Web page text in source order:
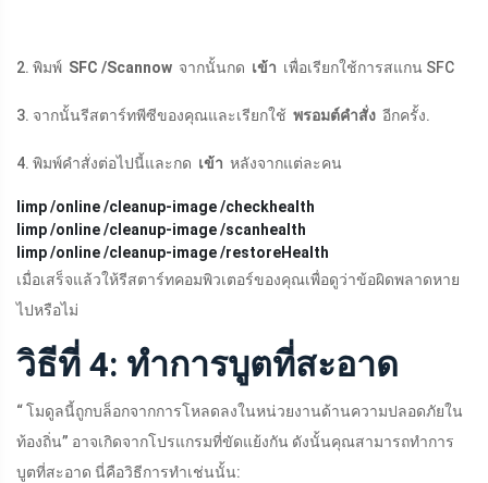
2. พิมพ์ SFC /Scannow จากนั้นกด เข้า เพื่อเรียกใช้การสแกน SFC
3. จากนั้นรีสตาร์ทพีซีของคุณและเรียกใช้ พรอมต์คำสั่ง อีกครั้ง.
4. พิมพ์คำสั่งต่อไปนี้และกด เข้า หลังจากแต่ละคน
limp /online /cleanup-image /checkhealth
limp /online /cleanup-image /scanhealth
limp /online /cleanup-image /restoreHealth
เมื่อเสร็จแล้วให้รีสตาร์ทคอมพิวเตอร์ของคุณเพื่อดูว่าข้อผิดพลาดหาย
ไปหรือไม่
วิธีที่ 4: ทำการบูตที่สะอาด
“ โมดูลนี้ถูกบล็อกจากการโหลดลงในหน่วยงานด้านความปลอดภัยใน
ท้องถิ่น” อาจเกิดจากโปรแกรมที่ขัดแย้งกัน ดังนั้นคุณสามารถทำการ
บูตที่สะอาด นี่คือวิธีการทำเช่นนั้น: